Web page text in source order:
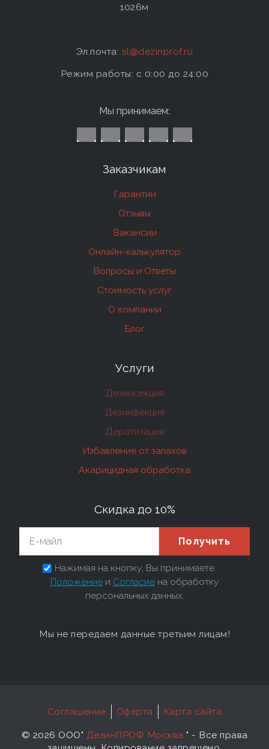
1026м
Эл.почта: sl@dezinprof.ru
Режим работы: c 0:00 до 24:00
Мы принимаем:
Заказчикам
Гарантии
Отзывы
Вакансии
Онлайн-калькулятор
Вопросы и Ответы
Стоимость услуг
О компании
Блог
Услуги
Дезинсекция
Дезинфекция
Дератизация
Избавление от запахов
Акарицидная обработка
Скидка до 10%
Получить
Нажимая на кнопку, Вы принимаете
Положение и Согласие на обработку
персональных данных.
Мы не передаем данные третьим лицам!
Соглашение Оферта Карта сайта
© 2026 ООО" ДезинПРОФ Москва " - Все права